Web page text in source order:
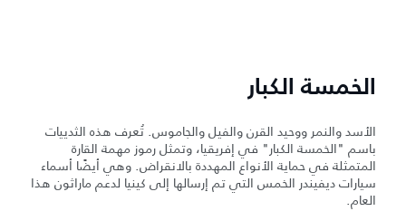
الخمسة الكبار
الأسد والنمر ووحيد القرن والفيل والجاموس. تُعرف هذه الثدييات
باسم "الخمسة الكبار" في إفريقيا، وتمثل رموز مهمة القارة
المتمثلة في حماية الأنواع المهددة بالانقراض. وهي أيضًا أسماء
سيارات ديفيندر الخمس التي تم إرسالها إلى كينيا لدعم ماراثون هذا
العام.